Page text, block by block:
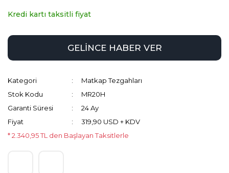
Kredi kartı taksitli fiyat
GELİNCE HABER VER
Kategori
Matkap Tezgahları
Stok Kodu
MR20H
Garanti Süresi
24 Ay
Fiyat
319,90 USD + KDV
* 2.340,95 TL den Başlayan Taksitlerle